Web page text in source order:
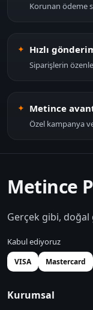
Korunan ödeme
Hızlı
Siparişlerin özenle
Metince
Özel kampanya
Metince
Gerçek gibi,
Kabul ediyoruz
VISA Mastercard
Kurumsal